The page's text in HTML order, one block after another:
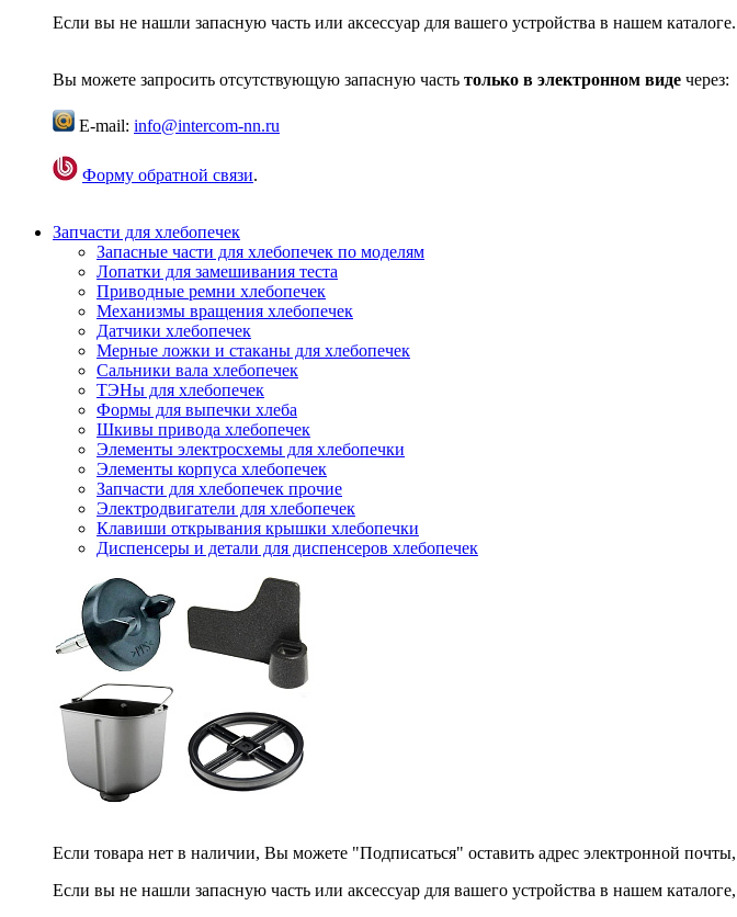
Если вы не нашли запасную часть или аксессуар для вашего устройства в нашем каталоге.
Вы можете запросить отсутствующую запасную часть только в электронном виде через:
E-mail: info@intercom-nn.ru
Форму обратной связи.
Запчасти для хлебопечек
Запасные части для хлебопечек по моделям
Лопатки для замешивания теста
Приводные ремни хлебопечек
Механизмы вращения хлебопечек
Датчики хлебопечек
Мерные ложки и стаканы для хлебопечек
Сальники вала хлебопечек
ТЭНы для хлебопечек
Формы для выпечки хлеба
Шкивы привода хлебопечек
Элементы электросхемы для хлебопечки
Элементы корпуса хлебопечек
Запчасти для хлебопечек прочие
Электродвигатели для хлебопечек
Клавиши открывания крышки хлебопечки
Диспенсеры и детали для диспенсеров хлебопечек
Если товара нет в наличии, Вы можете "Подписаться" оставить адрес электронной
Если вы не нашли запасную часть или аксессуар для вашего устройства в нашем